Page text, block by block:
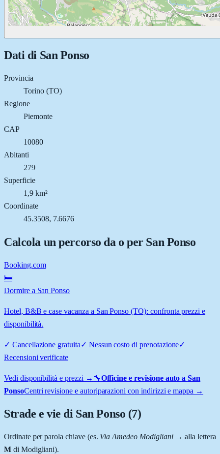
Dati di San Ponso
Provincia
Torino (TO)
Regione
Piemonte
CAP
10080
Abitanti
279
Superficie
1,9 km²
Coordinate
45.3508, 7.6676
Calcola un percorso da o per San Ponso
Booking.com
🛏️
Dormire a San Ponso
Hotel, B&B e case vacanza a San Ponso (TO): confronta prezzi e
disponibilità.
✓ Cancellazione gratuita✓ Nessun costo di prenotazione✓
Recensioni verificate
Vedi disponibilità e prezzi → 🔧Officine e revisione auto aSan
PonsoCentri revisione e autoriparazioni con indirizzi e mappa →
Strade e vie di San Ponso (7)
Ordinate per parola chiave (es. Via Amedeo Modigliani→ alla lettera
Mdi Modigliani).